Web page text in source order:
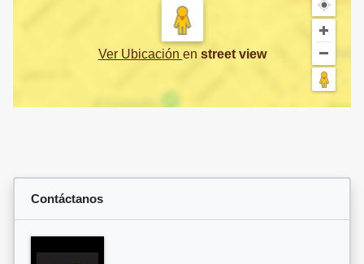
Ver Ubicación en street view
Contáctanos